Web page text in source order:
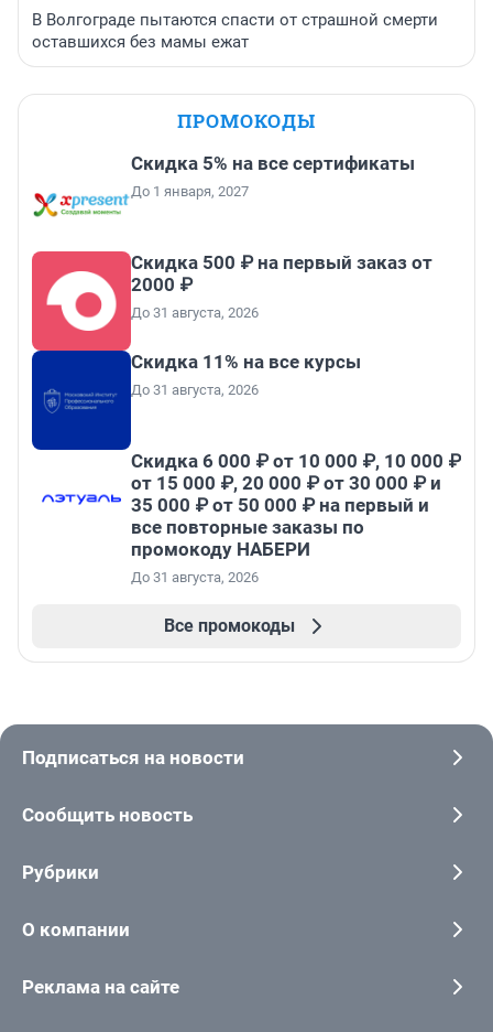
В Волгограде пытаются спасти от страшной смерти
оставшихся без мамы ежат
ПРОМОКОДЫ
Скидка 5% на все сертификаты
До 1 января, 2027
Скидка 500 ₽ на первый заказ от
2000 ₽
До 31 августа, 2026
Скидка 11% на все курсы
До 31 августа, 2026
Скидка 6 000 ₽ от 10 000 ₽, 10 000 ₽
от 15 000 ₽, 20 000 ₽ от 30 000 ₽ и
35 000 ₽ от 50 000 ₽ на первый и
все повторные заказы по
промокоду НАБЕРИ
До 31 августа, 2026
Все промокоды
Подписаться на новости
Сообщить новость
Рубрики
О компании
Реклама на сайте